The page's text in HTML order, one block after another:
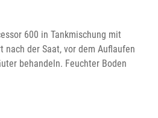
600 in Tankmischung mit
nach der Saat, vor dem Auflaufen
behandeln. Feuchter Boden